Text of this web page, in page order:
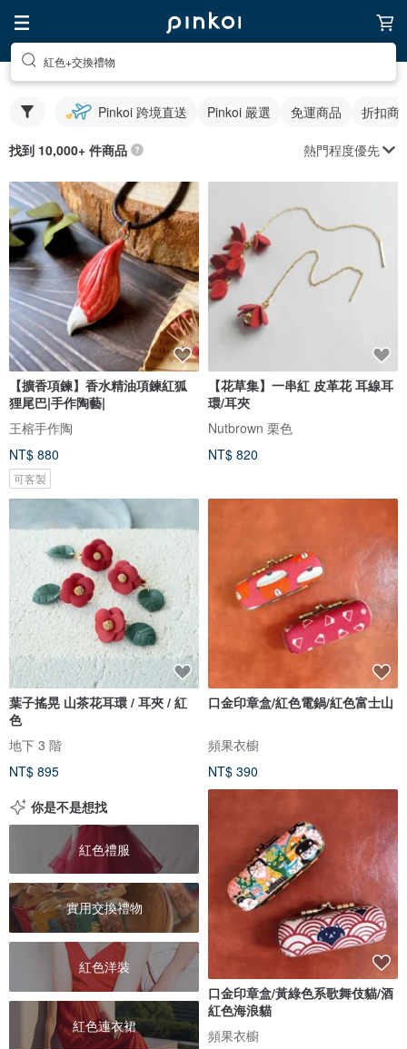
紅色+交換禮物
Pinkoi 跨境直送 Pinkoi 嚴選 免運商品 折扣商
找到 10,000+ 件商品 熱門程度優先
【擴香項鍊】香水精油項鍊紅狐
狸尾巴|手作陶藝|
王榕手作陶
NT$ 880
可客製
【花草集】一串紅 皮革花 耳線耳
環/耳夾
Nutbrown 栗色
NT$ 820
葉子搖晃 山茶花耳環 / 耳夾 / 紅
色
地下 3 階
NT$ 895
口金印章盒/紅色電鍋/紅色富士山
頻果衣櫥
NT$ 390
你是不是想找
紅色禮服
實用交換禮物
紅色洋裝
紅色連衣裙
口金印章盒/黃綠色系歌舞伎貓/酒
紅色海浪貓
頻果衣櫥